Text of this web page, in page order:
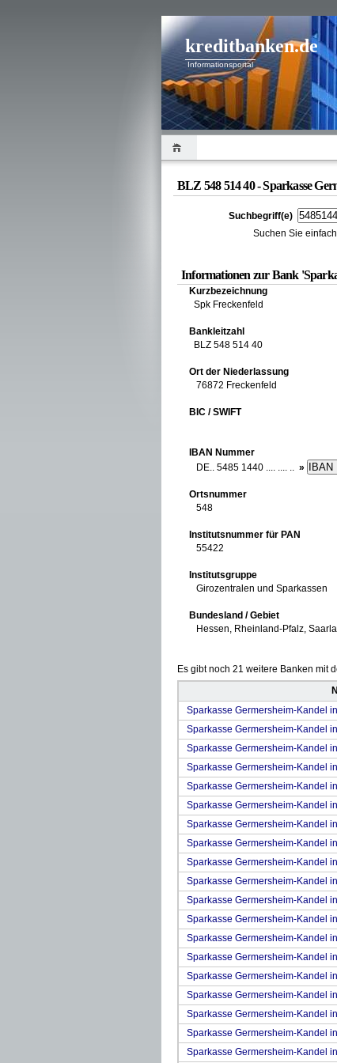
kreditbanken.de
Informationsportal
BLZ 548 514 40 - Sparkasse
Suchbegriff(e)
Suchen Sie
Informationen zur Bank
Kurzbezeichnung
Spk Freckenfeld
Bankleitzahl
BLZ 548 514 40
Ort der Niederlassung
76872 Freckenfeld
BIC / SWIFT
IBAN Nummer
DE.. 5485 1440 .... .... .. »
Ortsnummer
548
Institutsnummer für PAN
55422
Institutsgruppe
Girozentralen und Sparkassen
Bundesland / Gebiet
Hessen, Rheinland-Pfalz,
Es gibt noch 21 weitere Banken mit
Sparkasse Germersheim-Kandel
Sparkasse Germersheim-Kandel
Sparkasse Germersheim-Kandel
Sparkasse Germersheim-Kandel
Sparkasse Germersheim-Kandel
Sparkasse Germersheim-Kandel
Sparkasse Germersheim-Kandel
Sparkasse Germersheim-Kandel
Sparkasse Germersheim-Kandel
Sparkasse Germersheim-Kandel
Sparkasse Germersheim-Kandel
Sparkasse Germersheim-Kandel
Sparkasse Germersheim-Kandel
Sparkasse Germersheim-Kandel
Sparkasse Germersheim-Kandel
Sparkasse Germersheim-Kandel
Sparkasse Germersheim-Kandel
Sparkasse Germersheim-Kandel
Sparkasse Germersheim-Kandel